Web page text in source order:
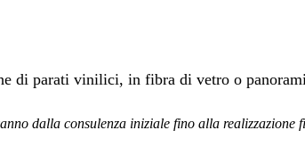
di parati vinilici, in fibra di vetro o
dalla consulenza iniziale fino alla realizzazione